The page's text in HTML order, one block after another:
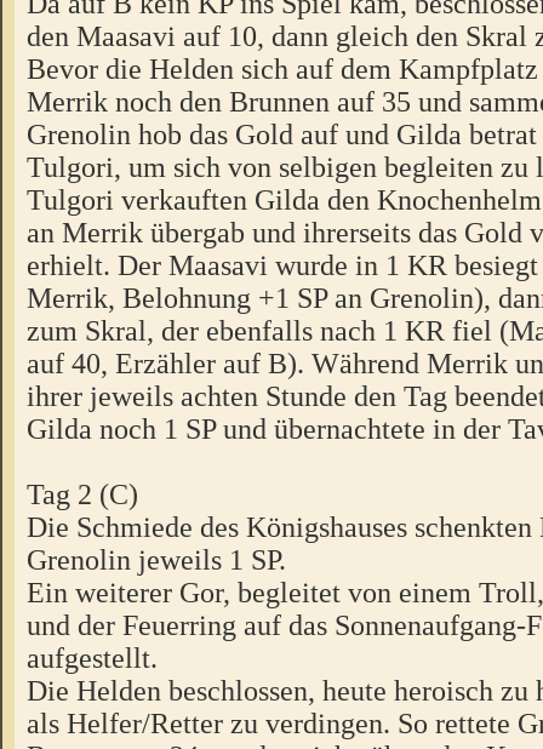
den Maasavi auf 10, dann gleich den Skral
Bevor die Helden sich auf dem
Merrik noch den Brunnen auf 35 und
Grenolin hob das Gold auf und Gilda betrat
Tulgori, um sich von selbigen begleiten zu
Tulgori verkauften Gilda den
an Merrik übergab und ihrerseits das Gold
erhielt. Der Maasavi wurde in 1 KR
Merrik, Belohnung +1 SP an Grenolin),
zum Skral, der ebenfalls nach 1 KR fiel
auf 40, Erzähler auf B). Während Merrik
ihrer jeweils achten Stunde den Tag
Gilda noch 1 SP und übernachtete in der
Tag 2 (C)
Die Schmiede des Königshauses
Grenolin jeweils 1 SP.
Ein weiterer Gor, begleitet von einem
und der Feuerring auf das Sonnenaufgang-
aufgestellt.
Die Helden beschlossen, heute heroisch zu
als Helfer/Retter zu verdingen. So rettete